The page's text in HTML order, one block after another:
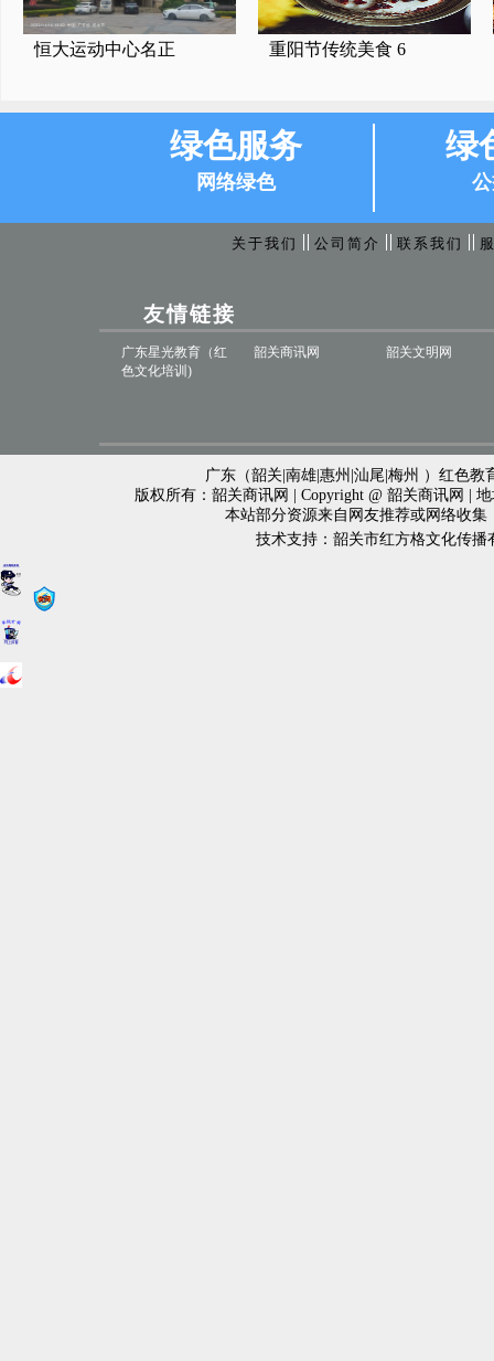
恒大运动中心名正 重阳节传统美食 6
绿色服务
网络绿色
绿
关于我们 公司简介 联系我们
友情链接
广东星光教育（红
色文化培训)
韶关商讯网 韶关文明网
广东（韶关|南雄|惠州|汕尾|梅州 ）红色
版权所有：韶关商讯网 | Copyright @ 韶关商讯网 |
本站部分资源来自网友推荐或网络收
技术支持：韶关市红方格文化传播